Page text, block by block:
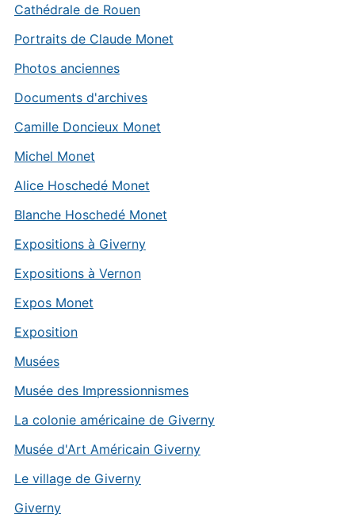
Cathédrale de Rouen
Portraits de Claude Monet
Photos anciennes
Documents d'archives
Camille Doncieux Monet
Michel Monet
Alice Hoschedé Monet
Blanche Hoschedé Monet
Expositions à Giverny
Expositions à Vernon
Expos Monet
Exposition
Musées
Musée des Impressionnismes
La colonie américaine de Giverny
Musée d'Art Américain Giverny
Le village de Giverny
Giverny